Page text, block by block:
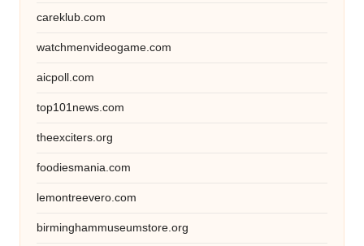
careklub.com
watchmenvideogame.com
aicpoll.com
top101news.com
theexciters.org
foodiesmania.com
lemontreevero.com
birminghammuseumstore.org